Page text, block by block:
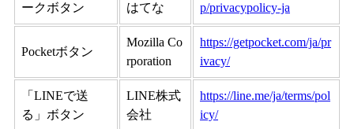
ークボタン
はてな
p/privacypolicy-ja
Pocketボタン
Mozilla Co
rporation
https://getpocket.com/ja/pr
ivacy/
「LINEで送
る」ボタン
LINE株式
会社
https://line.me/ja/terms/pol
icy/